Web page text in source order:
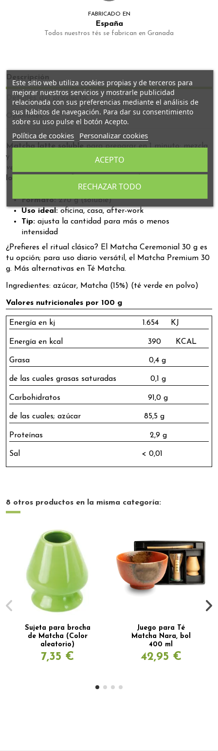
FABRICADO EN
España
Todos nuestros tés se fabrican en Granada
Descripción
Detalles del producto
Opiniones
Matcha latte solublepara preparar en 1 minuto: mezcla
y listo. Ideal si te gusta el matcha con
vegetal
lotes pequeños
Formato:270 g (soluble)
Uso ideal:oficina, casa, after-work
Tip: ajusta la cantidad para más o menos
intensidad
¿Prefieres el ritual clásico? El Matcha Ceremonial 30 g es
tu opción; para uso diario versátil, el Matcha Premium 30
g. Más alternativas en Té Matcha.
Ingredientes: azúcar, Matcha (15%) (té verde en polvo)
Valores nutricionales por 100 g
Energía en kj 1.654 KJ
Energía en kcal 390 KCAL
Grasa 0,4 g
de las cuales grasas saturadas 0,1 g
Carbohidratos 91,0 g
de las cuales; azúcar 85,5 g
Proteínas 2,9 g
Sal < 0,01
8 otros productos en la misma categoría:
Sujeta para brocha
de Matcha (Color
aleatorio)
7,35 €
Juego para Té
Matcha Nara, bol
400 ml
42,95 €
Este sitio web utiliza cookies propias y de terceros para
mejorar nuestros servicios y mostrarle publicidad
relacionada con sus preferencias mediante el análisis de
sus hábitos de navegación. Para dar su consentimiento
sobre su uso pulse el botón Acepto.
Política de cookies Personalizar cookies
RECHAZAR TODO
ACEPTO